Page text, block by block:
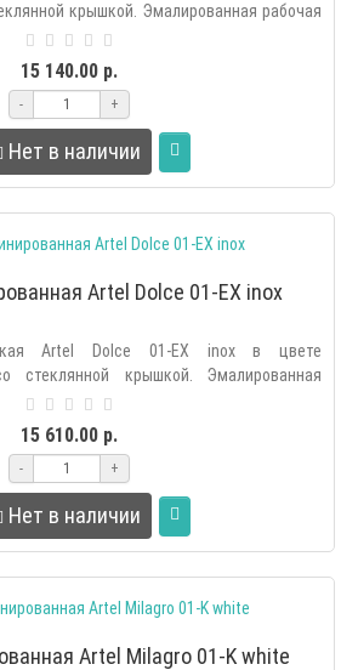
крышкой. Эмалированная рабочая
15 140.00 р.
- +
Нет в наличии
Artel Dolce 01-EX inox
Artel Dolce 01-EX inox в цвете
стеклянной крышкой. Эмалированная
15 610.00 р.
- +
Нет в наличии
Artel Milagro 01-K white